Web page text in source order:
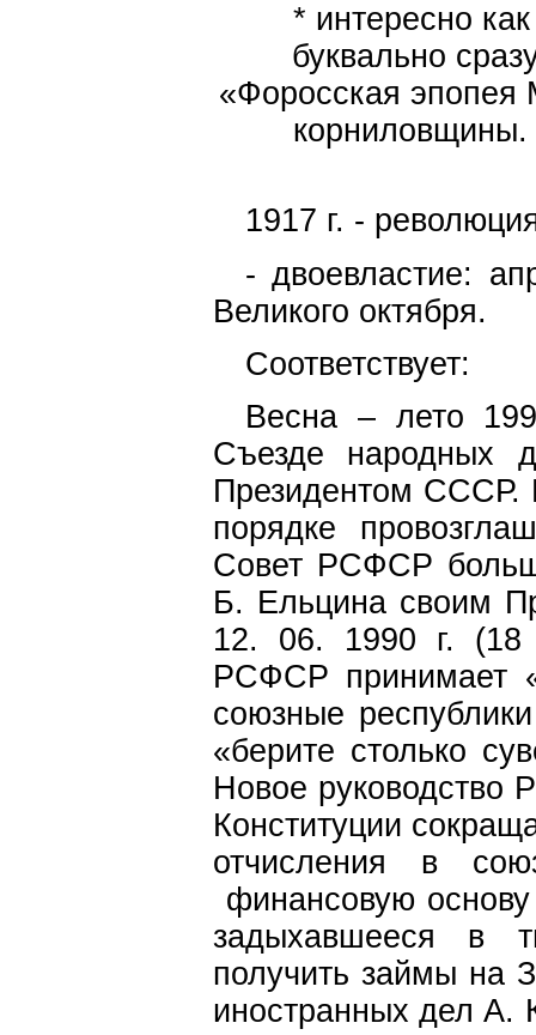
* интересно
буквально
«Форосская
корниловщины.
1917 г. -
- двоевластие:
Великого октября.
Соответствует:
Весна – лето
Съезде народных
Президентом СССР.
порядке
Совет РСФСР
Б. Ельцина своим
12. 06. 1990 г.
РСФСР принимает
союзные
«берите столько
Новое руководство
Конституции
отчисления в
финансовую
задыхавшееся в
получить займы на
иностранных дел А.